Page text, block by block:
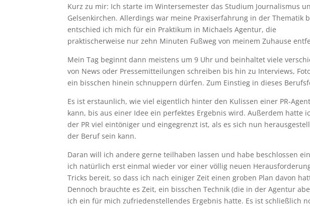
Kurz zu mir: Ich starte im Wintersemester das Studium Journalismus
Gelsenkirchen. Allerdings war meine Praxiserfahrung in der Thematik
entschied ich mich für ein Praktikum in Michaels Agentur, die
praktischerweise nur zehn Minuten Fußweg von meinem Zuhause
Mein Tag beginnt dann meistens um 9 Uhr und beinhaltet viele
von News oder Pressemitteilungen schreiben bis hin zu Interviews,
ein bisschen hinein schnuppern dürfen. Zum Einstieg in dieses
Es ist erstaunlich, wie viel eigentlich hinter den Kulissen einer PR-
kann, bis aus einer Idee ein perfektes Ergebnis wird. Außerdem hatte
der PR viel eintöniger und eingegrenzt ist, als es sich nun
der Beruf sein kann.
Daran will ich andere gerne teilhaben lassen und habe beschlossen
ich natürlich erst einmal wieder vor einer völlig neuen
Tricks bereit, so dass ich nach einiger Zeit einen groben Plan davon
Dennoch brauchte es Zeit, ein bisschen Technik (die in der Agentur
ich ein für mich zufriedenstellendes Ergebnis hatte. Es ist schließlich